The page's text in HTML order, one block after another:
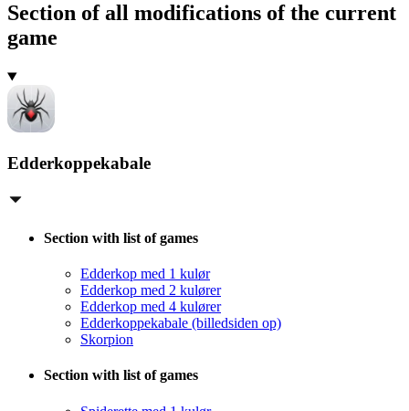
Section of all modifications of the current
game
Edderkoppekabale
Section with list of games
Edderkop med 1 kulør
Edderkop med 2 kulører
Edderkop med 4 kulører
Edderkoppekabale (billedsiden op)
Skorpion
Section with list of games